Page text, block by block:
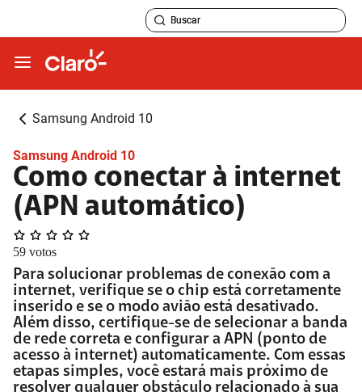
Samsung Android 10
Samsung Android 10
Como conectar à internet
(APN automático)
59 votos
Para solucionar problemas de conexão com a
internet, verifique se o chip está corretamente
inserido e se o modo avião está desativado.
Além disso, certifique-se de selecionar a banda
de rede correta e configurar a APN (ponto de
acesso à internet) automaticamente. Com essas
etapas simples, você estará mais próximo de
resolver qualquer obstáculo relacionado à sua